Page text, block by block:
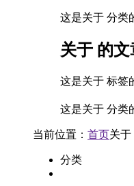
这是关于 分类
关于 的文
这是关于 标签
这是关于 分类
当前位置： 首页关于
分类